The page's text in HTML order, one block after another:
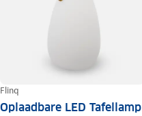
Flinq
Oplaadbare LED Tafellamp